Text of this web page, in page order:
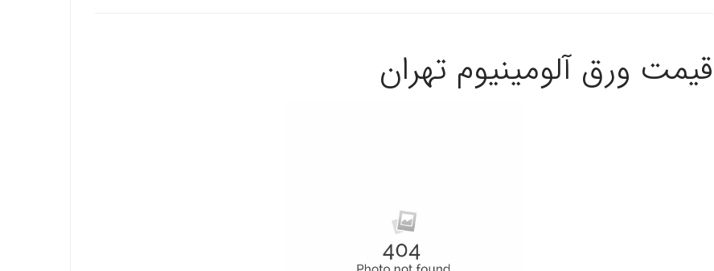
قیمت ورق آلومینیوم تهران